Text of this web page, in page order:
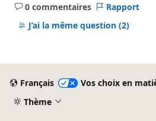
0 commentaires
Aucun
commentaire
Rapport
J’ai la même question (2)
Français
Vos choix en
Thème